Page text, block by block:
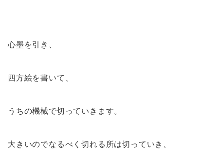
心墨を引き、
四方絵を書いて、
うちの機械で切っていきます。
大きいのでなるべく切れる所は切っていき、